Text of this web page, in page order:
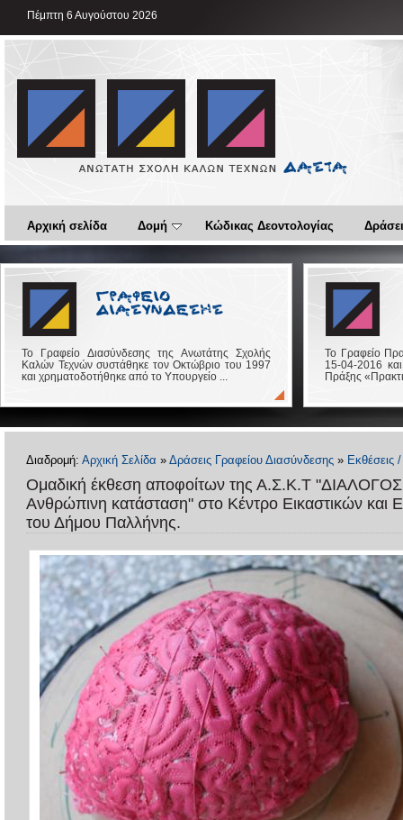
Πέμπτη 6 Αυγούστου 2026
Αρχική σελίδα Δομή Κώδικας Δεοντολογίας
Το Γραφείο Διασύνδεσης της Ανωτάτης Σχολής
Καλών Τεχνών συστάθηκε τον Οκτώβριο του 1997
και χρηματοδοτήθηκε από το Υπουργείο ...
Το Γραφείο
15-04-2016
Πράξης
Διαδρομή: Αρχική Σελίδα » Δράσεις Γραφείου Διασύνδεσης » Εκθέσεις
Oμαδική έκθεση αποφοίτων της Α.Σ.Κ.Τ
Ανθρώπινη κατάσταση" στο Κέντρο Εικαστικών
του Δήμου Παλλήνης.